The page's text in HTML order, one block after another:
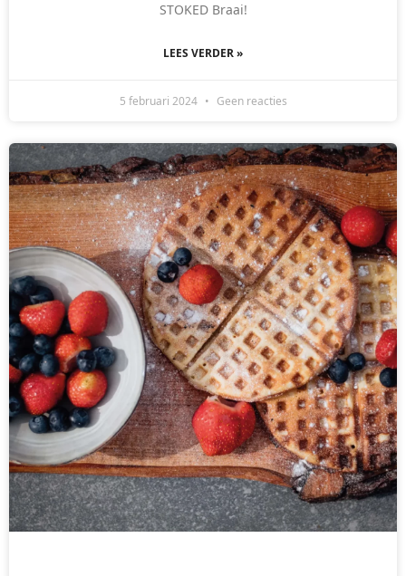
STOKED Braai!
LEES VERDER »
5 februari 2024 Geen reacties